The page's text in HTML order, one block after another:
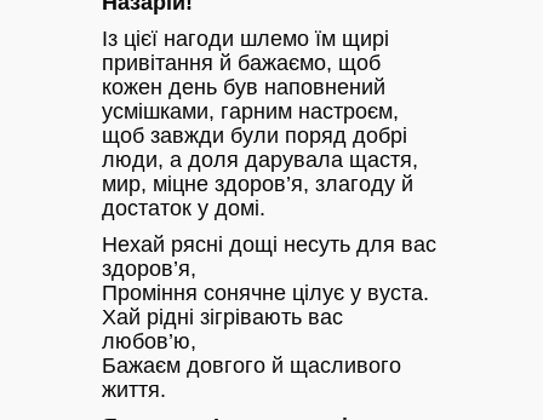
Із цієї нагоди шлемо їм щирі
привітання й бажаємо, щоб
кожен день був наповнений
усмішками, гарним настроєм,
щоб завжди були поряд добрі
люди, а доля дарувала щастя,
мир, міцне здоров’я, злагоду й
достаток у домі.
Нехай рясні дощі несуть для вас
здоров’я,
Проміння сонячне цілує у вуста.
Хай рідні зігрівають вас
любов’ю,
Бажаєм довгого й щасливого
життя.